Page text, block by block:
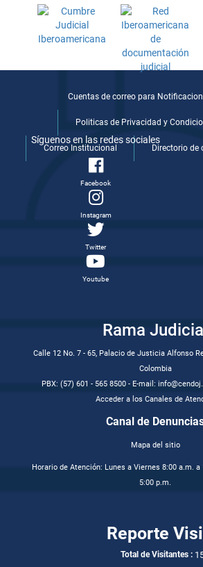
Cuentas de correo para
Politicas de Privacidad y
Correo Institucional Directorio de
Síguenos en las redes sociales
Facebook
Instagram
Twitter
Youtube
Rama
Calle 12 No. 7 - 65, Palacio de Justicia Alfonso
Colombia
PBX: (57) 601 - 565 8500 - E-mail:
Acceder a los Canales de
Canal de
Mapa del sitio
Horario de Atención: Lunes a Viernes 8:00 a.m. a
5:00 p.m.
Reporte
Total de Visitantes :